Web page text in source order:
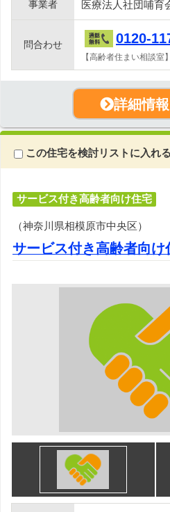
事業者 医療法人社団哺育
問合わせ 0120-
【高齢者住まい相談室】
詳細情
この住宅を検討リストに入れる
サービス付き高齢者向け住宅
（神奈川県相模原市中央区）
サービス付き高齢者向